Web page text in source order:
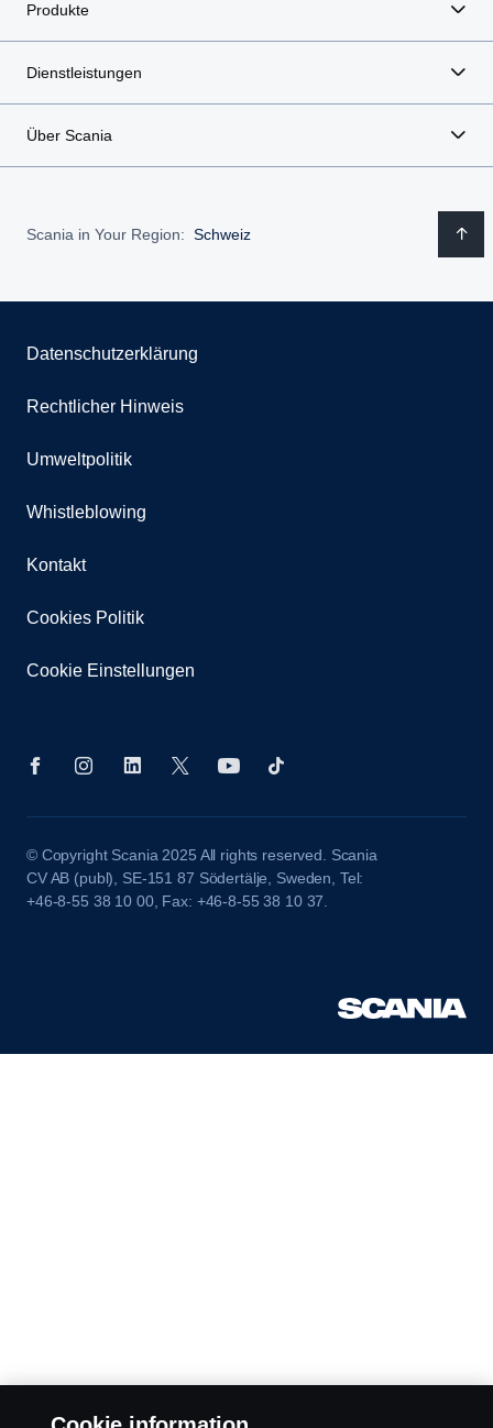
Produkte
Dienstleistungen
Über Scania
Scania in Your Region: Schweiz
Datenschutzerklärung
Rechtlicher Hinweis
Umweltpolitik
Whistleblowing
Kontakt
Cookies Politik
Cookie Einstellungen
© Copyright Scania 2025 All rights reserved. Scania
CV AB (publ), SE-151 87 Södertälje, Sweden, Tel:
+46-8-55 38 10 00, Fax: +46-8-55 38 10 37.